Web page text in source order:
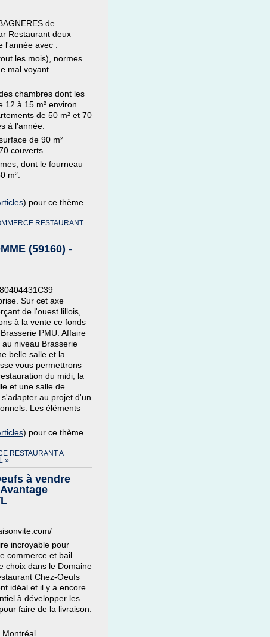
de
Restaurant deux
l'année avec :
les mois), normes
mal voyant
chambres dont les
12 à 15 m² environ
de 50 m² et 70
à l'année.
de 90 m²
couverts.
dont le fourneau
m².
) pour ce thème
RESTAURANT
(59160) -
Sur cet axe
de l'ouest lillois,
à la vente ce fonds
PMU. Affaire
niveau Brasserie
belle salle et la
vous permettrons
du midi, la
et une salle de
au projet d'un
Les éléments
) pour ce thème
RESTAURANT A
»
à vendre
incroyable pour
commerce et bail
choix dans le Domaine
Chez-Oeufs
idéal et il y a encore
à développer les
faire de la livraison.
Montréal